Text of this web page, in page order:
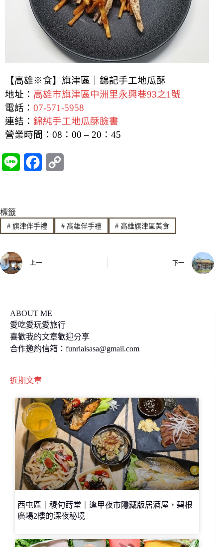
【高雄※食】旗津區｜錦記手工地瓜酥
地址： 高雄市旗津區中洲里永興巷93之1號
電話： 07-571-5958
連結： 錦純手工地瓜酥臉書
營業時間： 08：00 – 20：45
e e
b
y
L
標籤
#旗津伴手禮 #高雄伴手禮 # 高雄旗津區美食
上一 下一
ABOUT ME
愛吃愛玩愛旅行
喜歡我的文章歡迎分享
合作邀約信箱： funrlaisasa@gmail.com
近期文章
西屯區｜稷旬蒔堂｜逢甲夜市隱藏版居酒屋，碧根
廣場2樓的深夜秘境